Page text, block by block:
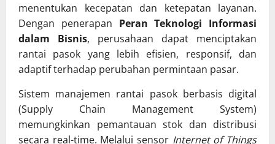
menentukan kecepatan dan ketepatan layanan.
Dengan penerapan Peran Teknologi Informasi
dalam Bisnis, perusahaan dapat menciptakan
rantai pasok yang lebih efisien, responsif, dan
adaptif terhadap perubahan permintaan pasar.
Sistem manajemen rantai pasok berbasis digital
(Supply Chain Management System)
memungkinkan pemantauan stok dan distribusi
secara real-time. Melalui sensor Internet of Things